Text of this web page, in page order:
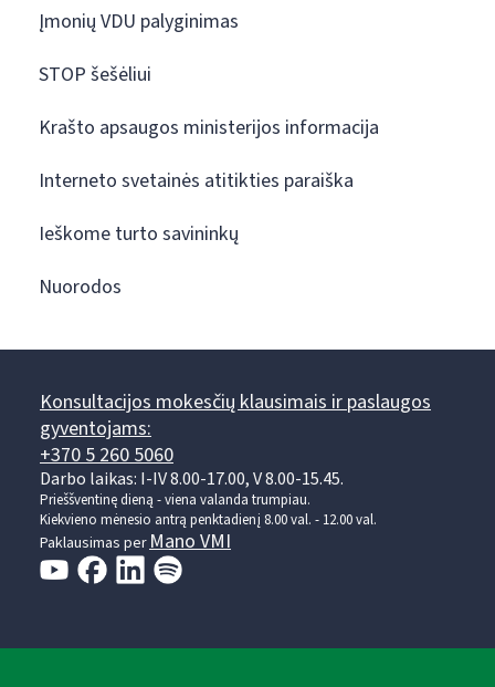
Įmonių VDU palyginimas
STOP šešėliui
Krašto apsaugos ministerijos informacija
Interneto svetainės atitikties paraiška
Ieškome turto savininkų
Nuorodos
Konsultacijos mokesčių klausimais ir paslaugos
gyventojams:
+370 5 260 5060
Darbo laikas: I-IV 8.00-17.00, V 8.00-15.45.
Prieššventinę dieną - viena valanda trumpiau.
Kiekvieno mėnesio antrą penktadienį 8.00 val. - 12.00 val.
Paklausimas perMano VMI